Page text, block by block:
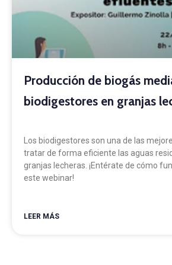
Producción de biogás
biodigestores en granjas
Los biodigestores son una de las
tratar de forma eficiente las aguas
granjas lecheras. ¡Entérate de cómo
este webinar!
LEER MÁS